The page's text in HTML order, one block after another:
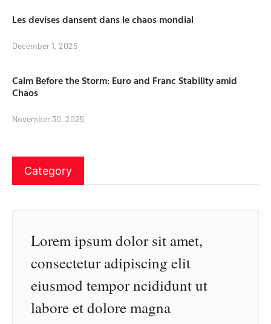
Les devises dansent dans le chaos mondial
December 1, 2025
Calm Before the Storm: Euro and Franc Stability amid
Chaos
November 30, 2025
Category
Lorem ipsum dolor sit amet,
consectetur adipiscing elit
eiusmod tempor ncididunt ut
labore et dolore magna